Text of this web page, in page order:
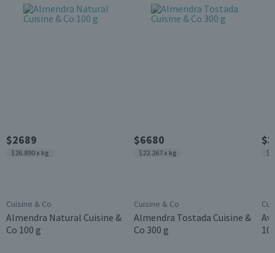
$2689
$26.890 x kg
Cuisine & Co
Almendra Natural Cuisine &
Co 100 g
$6680
$22.267 x kg
Cuisine & Co
Almendra Tostada Cuisine &
Co 300 g